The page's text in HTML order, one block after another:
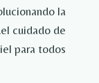
la
cuidado de
para todos